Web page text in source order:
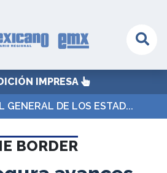
IMPRESA
GENERAL DE LOS ESTAD...
BORDER